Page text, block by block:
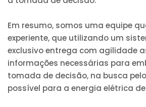
Em resumo, somos uma equipe
experiente, que utilizando um
exclusivo entrega com agilidade
informações necessárias para
tomada de decisão, na busca
possível para a energia elétrica